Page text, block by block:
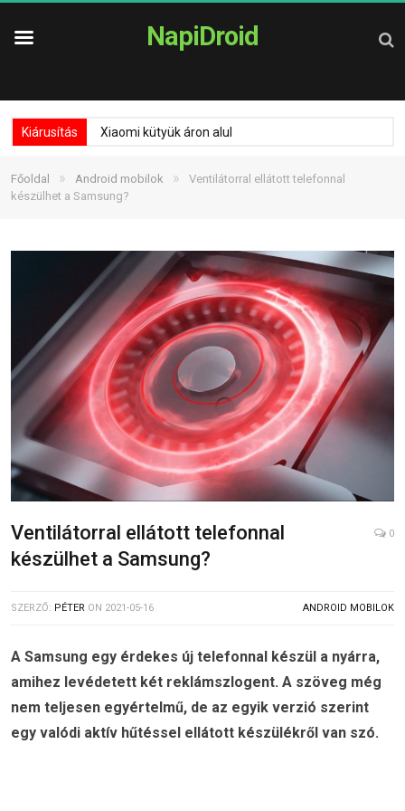
NapiDroid
Kiárusítás Xiaomi kütyük áron alul
Főoldal » Android mobilok »
Ventilátorral ellátott telefonnal
készülhet a Samsung?
Ventilátorral ellátott telefonnal
készülhet a Samsung?
0
SZERZŐ: PÉTER ON 2021-05-16 ANDROID MOBILOK
A Samsung egy érdekes új telefonnal készül a nyárra,
amihez levédetett két reklámszlogent. A szöveg még
nem teljesen egyértelmű, de az egyik verzió szerint
egy valódi aktív hűtéssel ellátott készülékről van szó.